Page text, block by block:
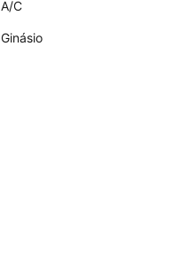
A/C
Ginásio